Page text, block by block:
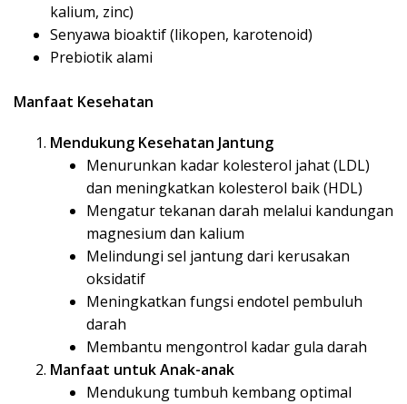
kalium, zinc)
Senyawa bioaktif (likopen, karotenoid)
Prebiotik alami
Manfaat Kesehatan
Mendukung Kesehatan Jantung
Menurunkan kadar kolesterol jahat (LDL)
dan meningkatkan kolesterol baik (HDL)
Mengatur tekanan darah melalui kandungan
magnesium dan kalium
Melindungi sel jantung dari kerusakan
oksidatif
Meningkatkan fungsi endotel pembuluh
darah
Membantu mengontrol kadar gula darah
Manfaat untuk Anak-anak
Mendukung tumbuh kembang optimal